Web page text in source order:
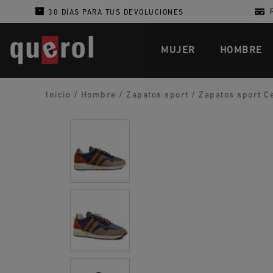
30 DÍAS PARA TUS DEVOLUCIONES
MUJER HOMBRE
Inicio / Hombre / Zapatos sport / Zapatos sport